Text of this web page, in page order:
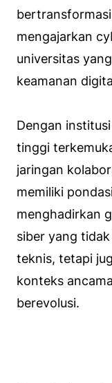
mengajarkan
universitas
keamanan
Dengan
tinggi
jaringan
memiliki
menghadirkan
siber yang
teknis, tetapi
konteks
berevolusi.